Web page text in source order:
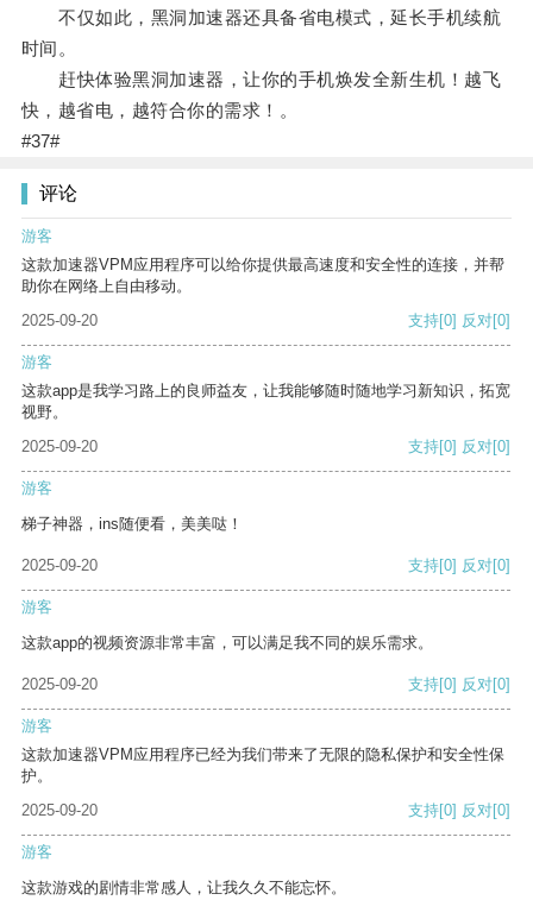
不仅如此，黑洞加速器还具备省电模式，延长手机续航
时间。
赶快体验黑洞加速器，让你的手机焕发全新生机！越飞
快，越省电，越符合你的需求！。
#37#
评论
游客
这款加速器VPM应用程序可以给你提供最高速度和安全性的连接，并帮
助你在网络上自由移动。
2025-09-20
支持[0] 反对[0]
游客
这款app是我学习路上的良师益友，让我能够随时随地学习新知识，拓宽
视野。
2025-09-20
支持[0] 反对[0]
游客
梯子神器，ins随便看，美美哒！
2025-09-20 支持[0] 反对[0]
游客
这款app的视频资源非常丰富，可以满足我不同的娱乐需求。
2025-09-20 支持[0] 反对[0]
游客
这款加速器VPM应用程序已经为我们带来了无限的隐私保护和安全性保
护。
2025-09-20
支持[0] 反对[0]
游客
这款游戏的剧情非常感人，让我久久不能忘怀。